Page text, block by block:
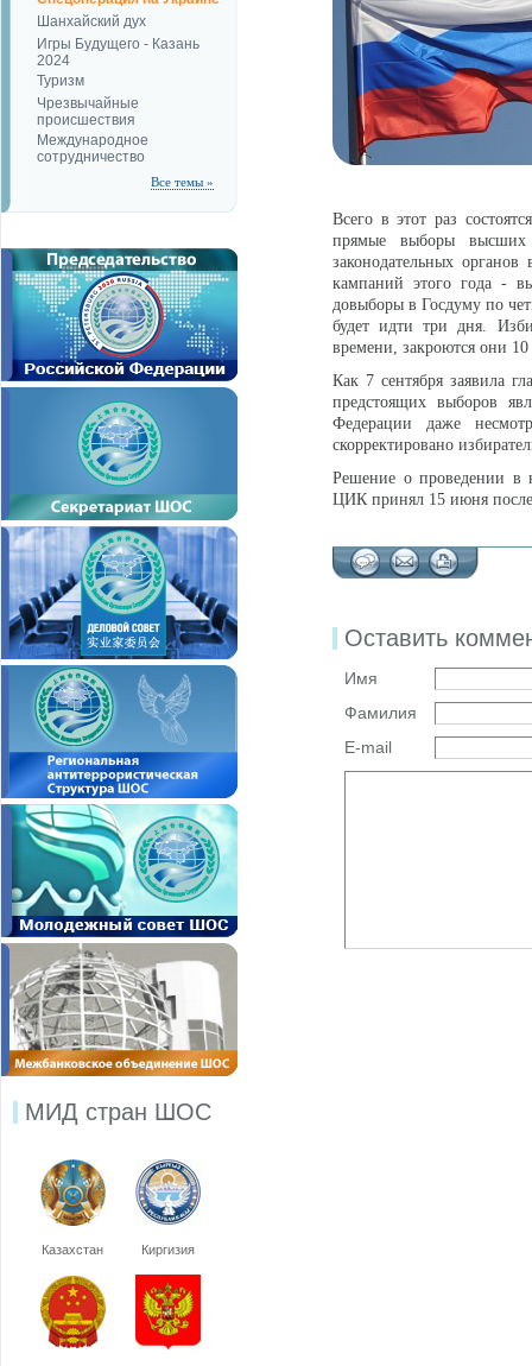
Шанхайский дух
Игры Будущего - Казань
2024
Туризм
Чрезвычайные
происшествия
Международное
сотрудничество
Все темы »
МИД стран ШОС
Казахстан Киргизия
Всего в этот раз
прямые выборы
законодательных
кампаний этого года -
довыборы в Госдуму по
будет идти три дня.
времени, закроются они 10
Как 7 сентября заявила
предстоящих выборов
Федерации даже
скорректировано
Решение о проведении в
ЦИК принял 15 июня
Оставить
Имя
Фамилия
E-mail